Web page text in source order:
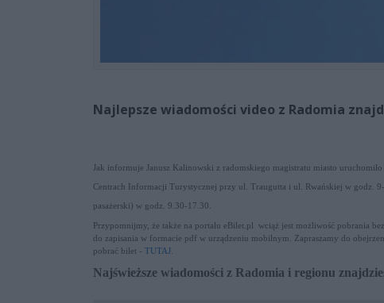
Najlepsze wiadomości video z Radomia
Jak informuje Janusz Kalinowski z radomskiego magistratu miasto
Centrach Informacji Turystycznej przy ul. Traugutta i ul. Rwańskiej w godz.
pasażerski) w godz. 9.30-17.30.
Przypomnijmy, że także na portalu eBilet.pl wciąż jest możliwość pobrania
do zapisania w formacie pdf w urządzeniu mobilnym. Zapraszamy do
pobrać bilet - TUTAJ
Najświeższe wiadomości z Radomia i regionu